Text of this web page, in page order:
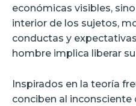
económicas visibles,
interior de los sujetos,
conductas y
hombre implica liberar
Inspirados en la teoría
conciben al